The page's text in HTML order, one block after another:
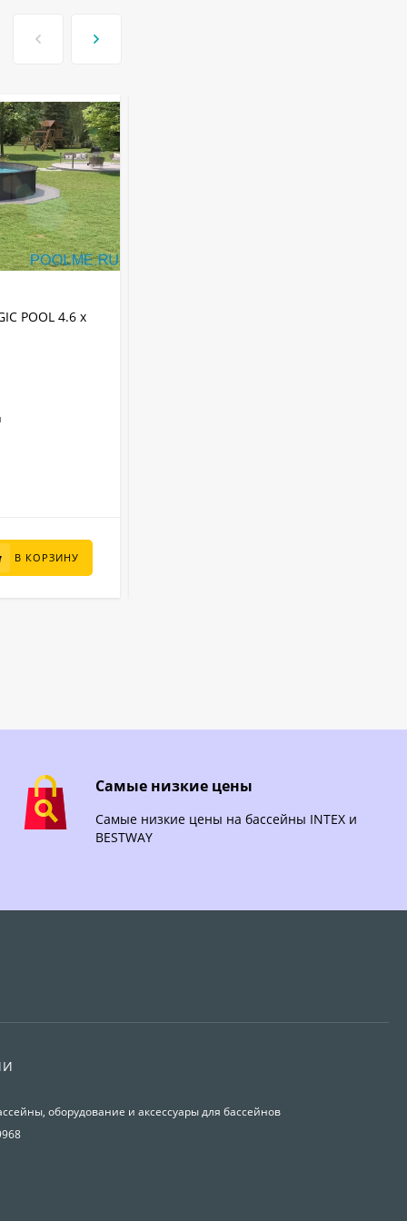
POOL 4.6 x
В КОРЗИНУ
Самые низкие цены
Самые низкие цены на бассейны INTEX и
BESTWAY
оборудование и аксессуары для бассейнов